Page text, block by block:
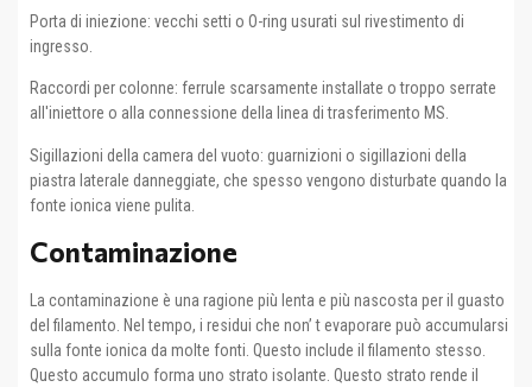
Porta di iniezione: vecchi setti o O-ring usurati sul rivestimento di
ingresso.
Raccordi per colonne: ferrule scarsamente installate o troppo serrate
all'iniettore o alla connessione della linea di trasferimento MS.
Sigillazioni della camera del vuoto: guarnizioni o sigillazioni della
piastra laterale danneggiate, che spesso vengono disturbate quando la
fonte ionica viene pulita.
Contaminazione
La contaminazione è una ragione più lenta e più nascosta per il guasto
del filamento. Nel tempo, i residui che non’ t evaporare può accumularsi
sulla fonte ionica da molte fonti. Questo include il filamento stesso.
Questo accumulo forma uno strato isolante. Questo strato rende il